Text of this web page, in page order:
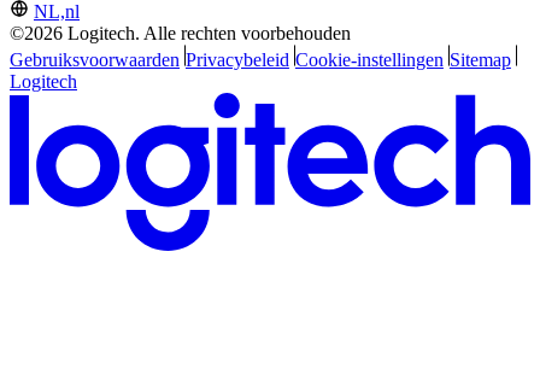
NL,nl
©2026 Logitech. Alle rechten voorbehouden
Gebruiksvoorwaarden Privacybeleid Cookie-instellingen Sitemap
Logitech